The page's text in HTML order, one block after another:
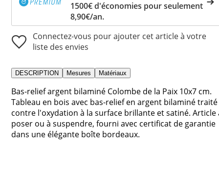
1500€ d'économies pour seulement
8,90€/an.
Connectez-vous pour ajouter cet article à votre
liste des envies
DESCRIPTION Mesures Matériaux
Bas-relief argent bilaminé Colombe de la Paix 10x7 cm.
Tableau en bois avec bas-relief en argent bilaminé traité
contre l'oxydation à la surface brillante et satiné. Article
poser ou à suspendre, fourni avec certificat de garantie
dans une élégante boîte bordeaux.